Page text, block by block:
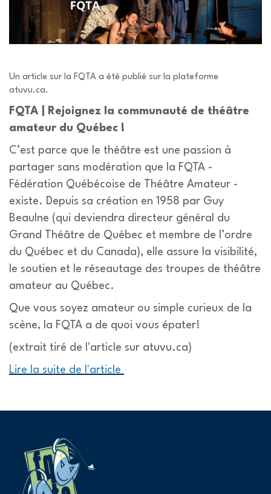
Un article sur la FQTA a été publié sur la plateforme
atuvu.ca.
FQTA | Rejoignez la communauté de théâtre
amateur du Québec !
C’est parce que le théâtre est une passion à
partager sans modération que la FQTA -
Fédération Québécoise de Théâtre Amateur -
existe. Depuis sa création en 1958 par Guy
Beaulne (qui deviendra directeur général du
Grand Théâtre de Québec et membre de l’ordre
du Québec et du Canada), elle assure la visibilité,
le soutien et le réseautage des troupes de théâtre
amateur au Québec.
Que vous soyez amateur ou simple curieux de la
scène, la FQTA a de quoi vous épater!
(extrait tiré de l'article sur atuvu.ca)
Lire la suite de l'article